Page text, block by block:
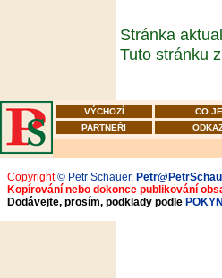
Stránka
Tuto stránku
VÝCHOZÍ CO
PARTNEŘI
Copyright© Petr Schauer,
Kopírování nebo dokonce publikování
Dodávejte, prosím, podklady podle